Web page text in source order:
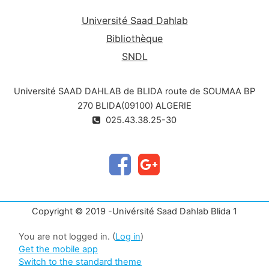
Université Saad Dahlab
Bibliothèque
SNDL
Université SAAD DAHLAB de BLIDA route de SOUMAA BP
270 BLIDA(09100) ALGERIE
025.43.38.25-30
Copyright © 2019 -Univérsité Saad Dahlab Blida 1
You are not logged in. (Log in)
Get the mobile app
Switch to the standard theme